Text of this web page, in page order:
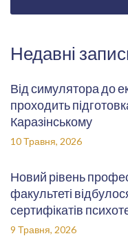
Недавні
Від симулятора до
проходить
Каразінському
10 Травня, 2026
Новий рівень
факультеті
сертифікатів
9 Травня, 2026